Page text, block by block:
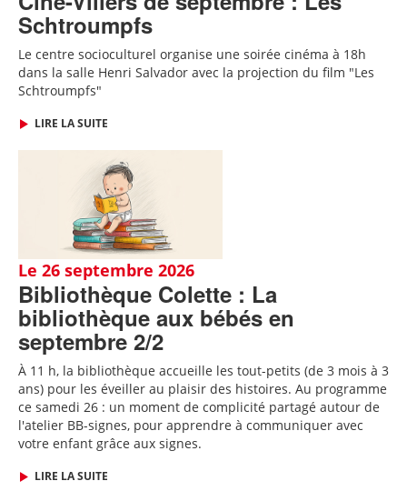
Schtroumpfs
Le centre socioculturel organise une soirée cinéma à 18h
dans la salle Henri Salvador avec la projection du film "Les
Schtroumpfs"
LIRE LA SUITE
Le 26 septembre 2026
Bibliothèque Colette : La
bibliothèque aux bébés en
septembre 2/2
À 11 h, la bibliothèque accueille les tout-petits (de 3 mois à 3
ans) pour les éveiller au plaisir des histoires. Au programme
ce samedi 26 : un moment de complicité partagé autour de
l'atelier BB-signes, pour apprendre à communiquer avec
votre enfant grâce aux signes.
LIRE LA SUITE